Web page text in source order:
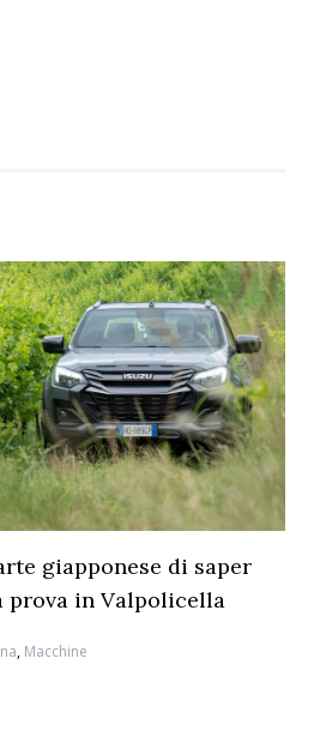
giapponese di saper
prova in Valpolicella
, Macchine